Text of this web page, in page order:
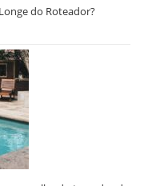
do Roteador?